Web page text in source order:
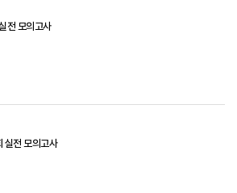
모의고사
전 모의고사